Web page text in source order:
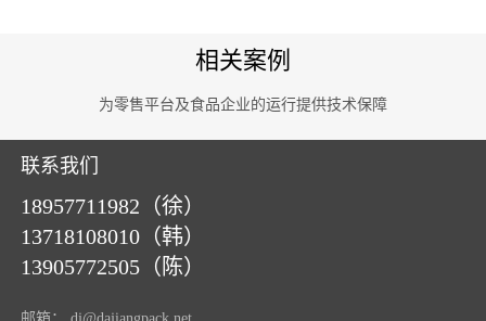
相关案例
为零售平台及食品企业的运行提供技术保障
联系我们
18957711982（徐）
13718108010（韩）
13905772505（陈）